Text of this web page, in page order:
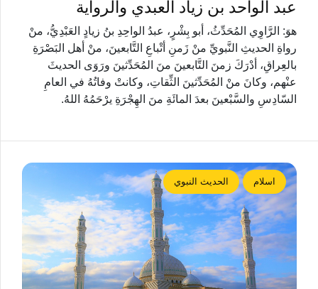
عبد الواحد بن زياد العبدي والرواية
هوَ: الرَّاوِي المُحَدِّثُ، أبو بِشْرٍ، عبدُ الواحِدِ بنُ زيادٍ العَبْدِيُّ، منْ
رواةِ الحديثِ النَّبويِّ منْ زَمنِ أتْباعِ التَّابعينَ، منْ أهل البَصْرَةِ
بالعِراقِ، أدْرَكَ زمنَ التَّابعينَ منَ المُحَدِّثينَ ورَوَى الحديثَ
عنْهم، وكانَ منْ المُحَدِّثينَ الثِّقاتِ، وكانتْ وفاتُهُ في العامِ
السّادِسِ والسَّبْعينَ بعدَ المائَةِ منَ الهِجْرَةِ يرْحَمُهُ اللهُ.
اسلام الحديث النبوي